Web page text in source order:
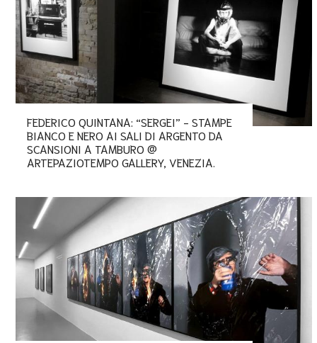
FEDERICO QUINTANA: “SERGEI” - STAMPE
BIANCO E NERO AI SALI DI ARGENTO DA
SCANSIONI A TAMBURO @
ARTEPAZIOTEMPO GALLERY, VENEZIA.